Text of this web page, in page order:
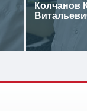
Колчанов